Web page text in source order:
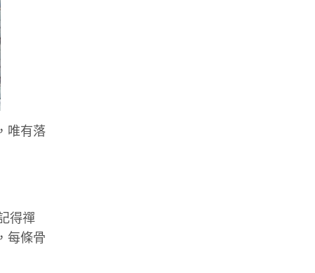
唯有落
得禪
每條骨